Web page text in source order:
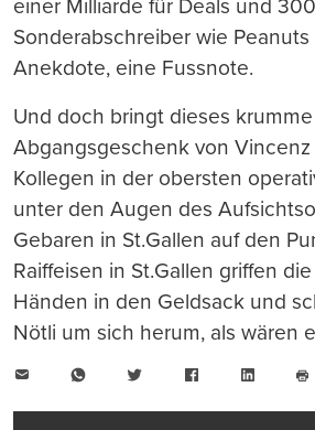
einer Milliarde für Deals und
Sonderabschreiber wie
Anekdote, eine Fussnote.
Und doch bringt dieses krumme
Abgangsgeschenk von
Kollegen in der obersten
unter den Augen des
Gebaren in St.Gallen auf den
Raiffeisen in St.Gallen griffen
Händen in den Geldsack und
Nötli um sich herum, als wären
WhatsAppTwitter FacebookLinkedIn